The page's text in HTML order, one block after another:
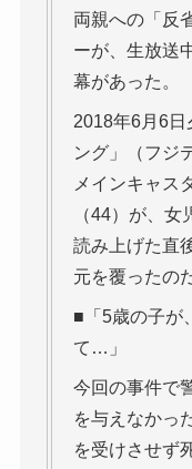
両親への「反
ーが、生放送
幕があった。
2018年6月6日
ング」（フジ
メインキャス
（44）が、
読み上げた直
元を覆ったの
■「5歳の子が
て…」
今回の事件で
を与えなかっ
を受けさせず